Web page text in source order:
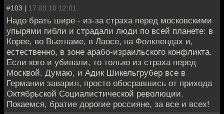
#103 | 17.03.10 12:01
Надо брать шире - из-за страха перед московскими
упырями гибли и страдали люди по всей планете: в
Корее, во Вьетнаме, в Лаосе, на Фолклендах и,
естественно, в зоне арабо-израильского конфликта.
Если кого и убивали, то только из страха перед
Москвой. Думаю, и Адик Шикельгрубер все в
Германии заварил, просто обосравшись от прихода
Октябрьской Социалистической революции.
Покаемся, братие дорогие россияне, за все и всех!